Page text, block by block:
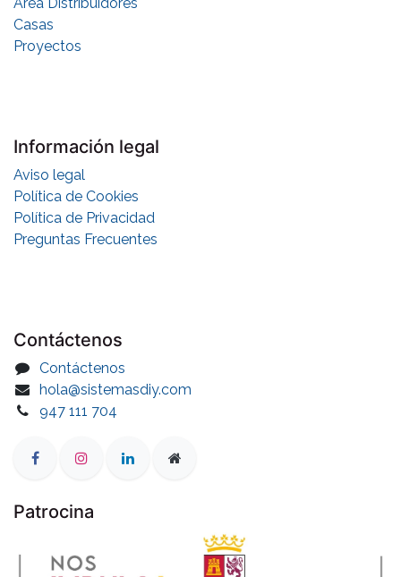
Casas
Proyectos
Información legal
Aviso legal
Política de Cookies
Política de Privacidad
Preguntas Frecuentes
Contáctenos
Contáctenos
hola@sistemasdiy.com
947 111 704
Patrocina
CALCULA TU PRESUPUESTO
En 2 minutos · sin compromiso